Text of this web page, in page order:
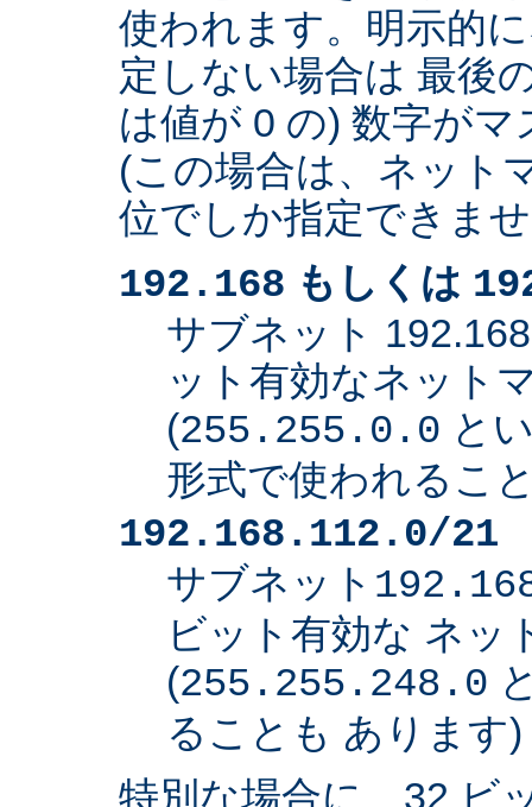
使われます。明示的
定しない場合は 最後
は値が 0 の) 数字が
(この場合は、ネット
位でしか指定できま
192.168 もしくは
サブネット
ット有効なネット
(255.255.0.0 と
形式で使われるこ
192.168.112.0/21
サブネット
ビット有効な ネッ
(255.255.248.0
ることも あります)
特別な場合に、32 ビ